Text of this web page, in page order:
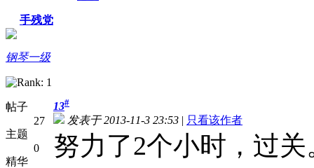
手残党
钢琴一级
帖子
27
主题
0
精华
13#
发表于 2013-11-3 23:53 | 只看该作者
努力了2个小时，过关